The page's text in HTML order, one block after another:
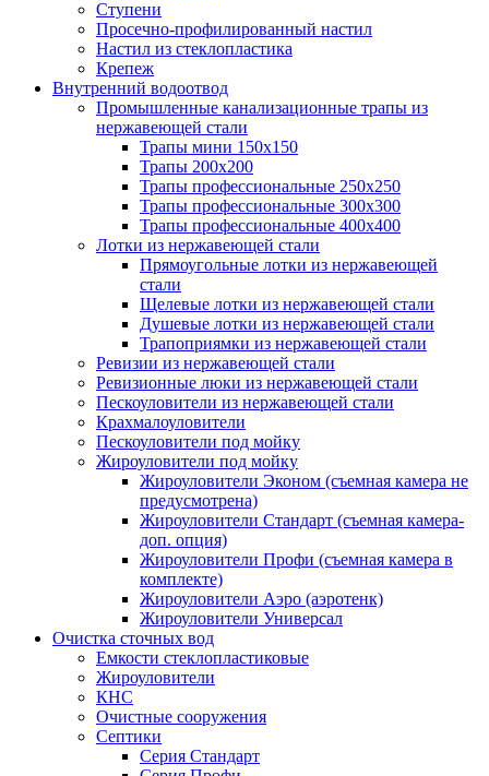
Ступени
Просечно-профилированный настил
Настил из стеклопластика
Крепеж
Внутренний водоотвод
Промышленные канализационные трапы из
нержавеющей стали
Трапы мини 150х150
Трапы 200х200
Трапы профессиональные 250х250
Трапы профессиональные 300х300
Трапы профессиональные 400х400
Лотки из нержавеющей стали
Прямоугольные лотки из нержавеющей
стали
Щелевые лотки из нержавеющей стали
Душевые лотки из нержавеющей стали
Трапоприямки из нержавеющей стали
Ревизии из нержавеющей стали
Ревизионные люки из нержавеющей стали
Пескоуловители из нержавеющей стали
Крахмалоуловители
Пескоуловители под мойку
Жироуловители под мойку
Жироуловители Эконом (съемная камера не
предусмотрена)
Жироуловители Стандарт (съемная камера-
доп. опция)
Жироуловители Профи (съемная камера в
комплекте)
Жироуловители Аэро (аэротенк)
Жироуловители Универсал
Очистка сточных вод
Емкости стеклопластиковые
Жироуловители
КНС
Очистные сооружения
Септики
Серия Стандарт